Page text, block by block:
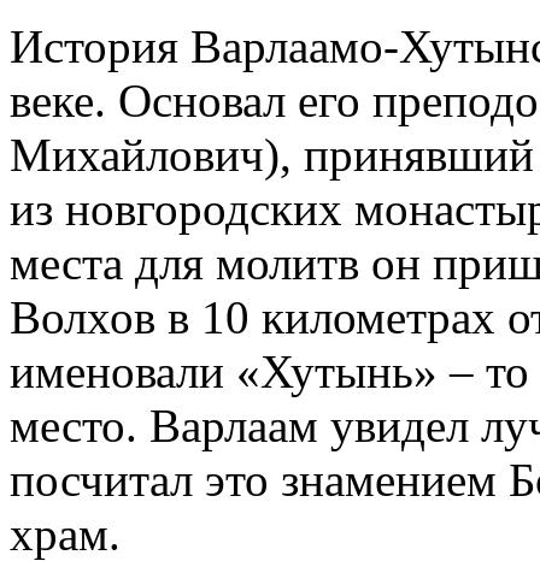
История Варлаамо-
веке. Основал его
Михайлович),
из новгородских
места для молитв он
Волхов в 10 километрах
именовали «Хутынь» – то
место. Варлаам увидел
посчитал это знамением
храм.